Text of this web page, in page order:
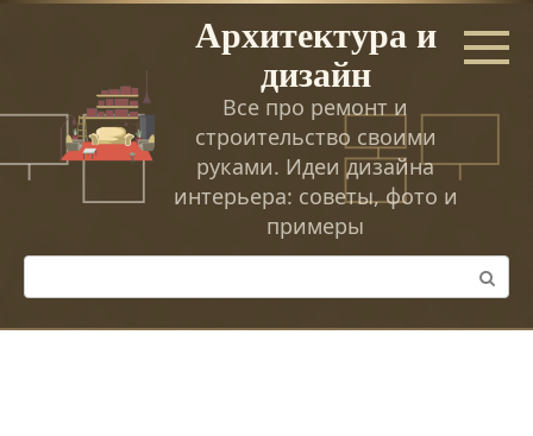
Перейти
Архитектура и
дизайн
Все про ремонт и
строительство своими
руками. Идеи дизайна
интерьера: советы, фото и
примеры
Поиск: